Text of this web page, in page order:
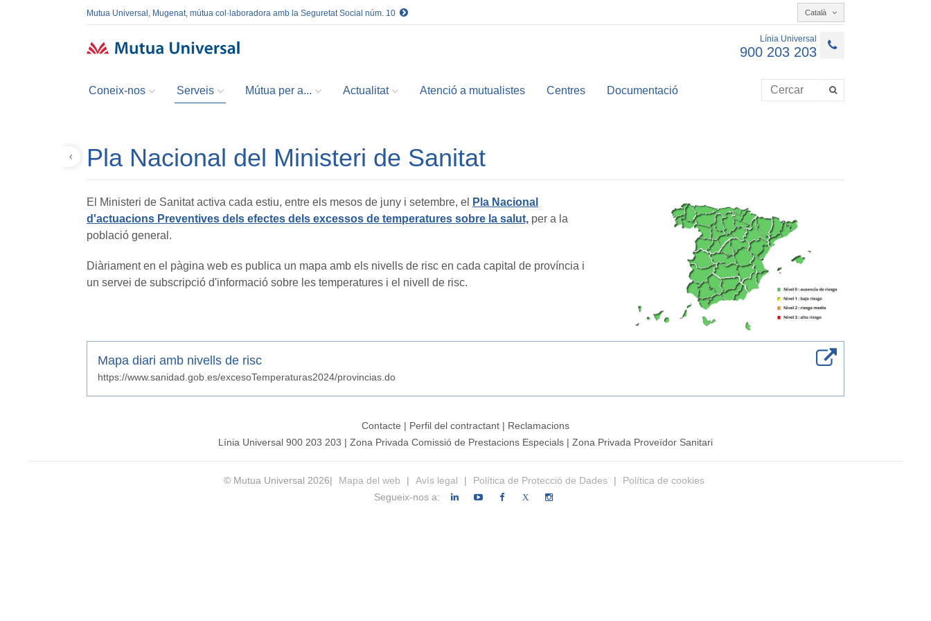
Mutua Universal, Mugenat, mútua col·laboradora amb la Seguretat Social núm. 10 Català
Línia Universal
900 203 203
Coneix-nos Serveis Mútua per a... Actualitat Atenció a mutualistes Centres Documentació
Pla Nacional del Ministeri de Sanitat
El Ministeri de Sanitat activa cada estiu, entre els mesos de juny i setembre, el
Pla Nacional
d'actuacions Preventives dels efectes dels excessos de temperatures sobre la salut, per a la
població general.
Diàriament en el pàgina web es publica un mapa amb els nivells de risc en cada capital de província i
un servei de subscripció d'informació sobre les temperatures i el nivell de risc.
Mapa diari amb nivells de risc
https://www.sanidad.gob.es/excesoTemperaturas2024/provincias.do
Contacte | Perfil del contractant | Reclamacions
Línia Universal 900 203 203 | Zona Privada Comissió de Prestacions Especials | Zona Privada Proveïdor Sanitari
© Mutua Universal 2026| Mapa del web | Avís legal | Política de Protecció de Dades |
Política de cookies
Segueix-nos a:
X